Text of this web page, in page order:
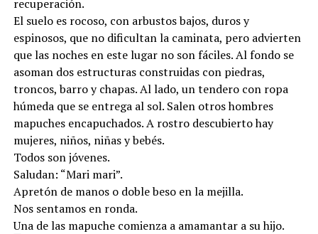
recuperación.
El suelo es rocoso, con arbustos bajos, duros y
espinosos, que no dificultan la caminata, pero advierten
que las noches en este lugar no son fáciles. Al fondo se
asoman dos estructuras construidas con piedras,
troncos, barro y chapas. Al lado, un tendero con ropa
húmeda que se entrega al sol. Salen otros hombres
mapuches encapuchados. A rostro descubierto hay
mujeres, niños, niñas y bebés.
Todos son jóvenes.
Saludan: “Mari mari”.
Apretón de manos o doble beso en la mejilla.
Nos sentamos en ronda.
Una de las mapuche comienza a amamantar a su hijo.